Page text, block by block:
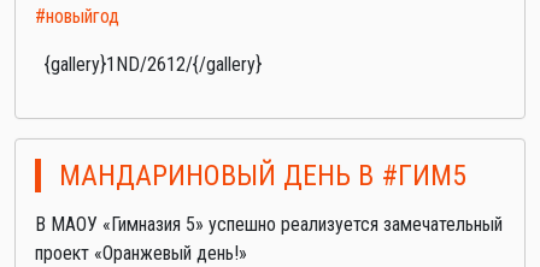
#новыйгод
{gallery}1ND/2612/{/gallery}
МАНДАРИНОВЫЙ ДЕНЬ В #ГИМ5
В МАОУ «Гимназия 5» успешно реализуется замечательный
проект «Оранжевый день!»